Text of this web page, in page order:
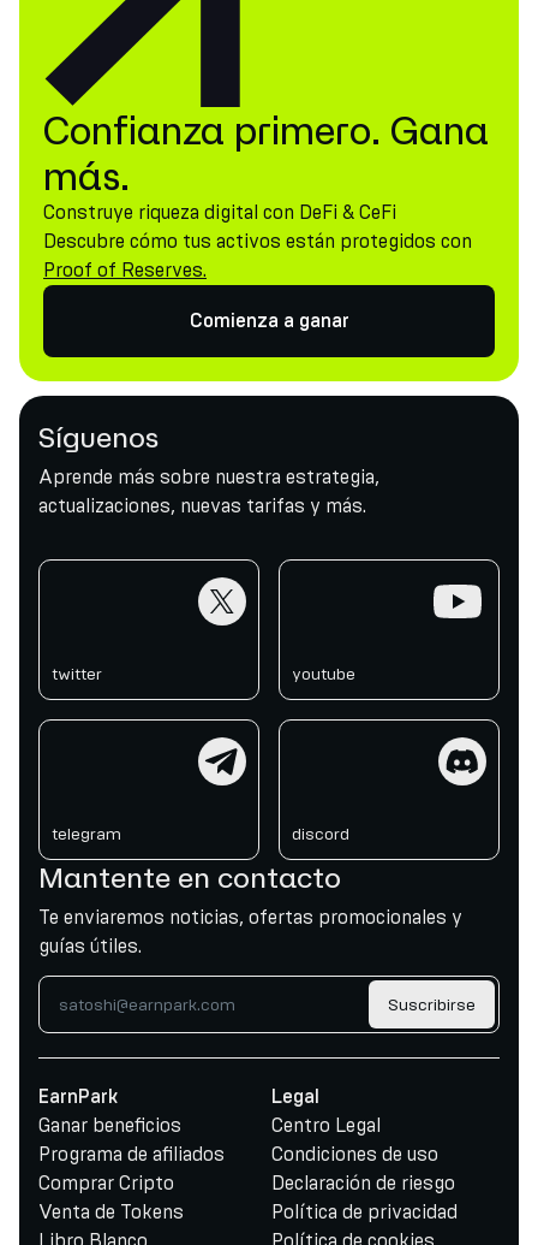
Confianza primero. Gana
más.
Construye riqueza digital con DeFi & CeFi
Descubre cómo tus activos están protegidos con
Proof of Reserves.
Comienza a ganar
Síguenos
Aprende más sobre nuestra estrategia,
actualizaciones, nuevas tarifas y más.
twitter youtube
telegram discord
Mantente en contacto
Te enviaremos noticias, ofertas promocionales y
guías útiles.
Suscribirse
EarnPark
Ganar beneficios
Programa de afiliados
Comprar Cripto
Venta de Tokens
Legal
Centro Legal
Condiciones de uso
Declaración de riesgo
Política de privacidad